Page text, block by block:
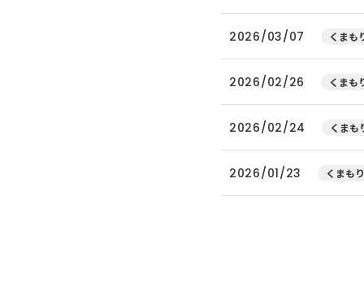
2026/03/07 くまも
2026/02/26 くまも
2026/02/24 くまも
2026/01/23 くまも